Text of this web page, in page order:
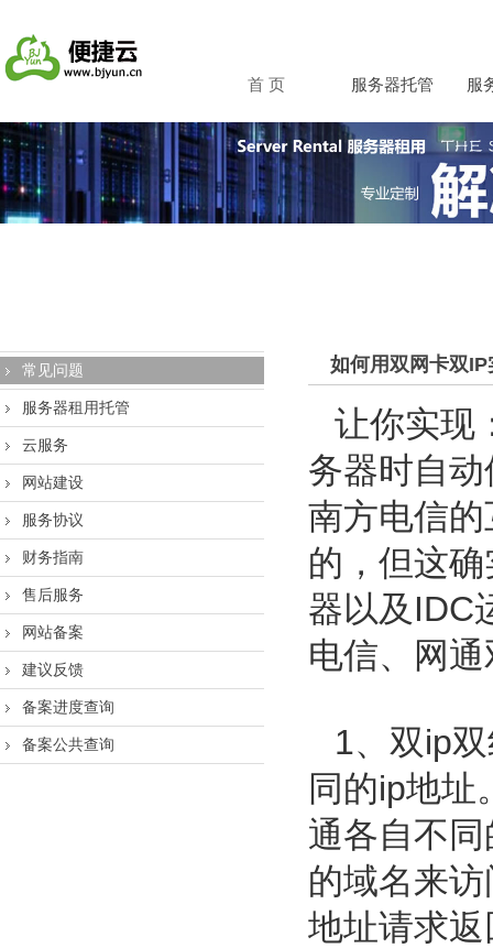
首 页 服务器托管 服
常见问题
服务器租用托管
云服务
网站建设
服务协议
财务指南
售后服务
网站备案
建议反馈
备案进度查询
备案公共查询
如何用双网卡双
让你实现
务器时自
南方电信
的，但这
器以及IDC
电信、网
1、双ip
同的ip地址
通各自不
的域名来
地址请求